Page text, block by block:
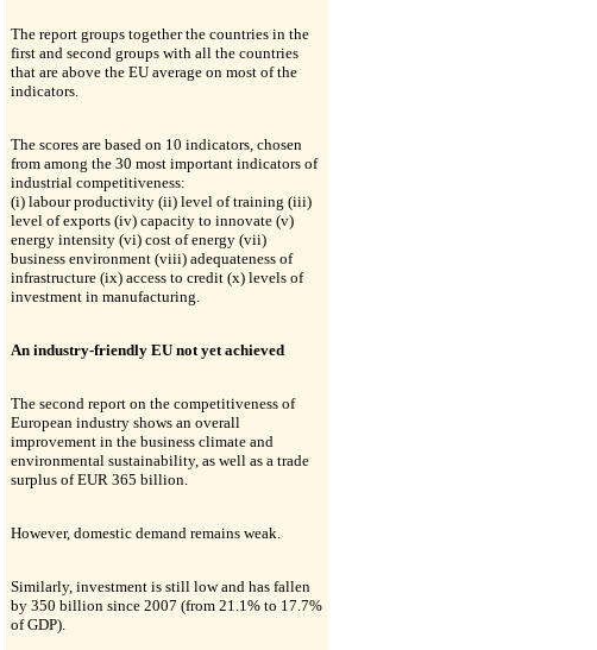
The report groups together the countries in the
first and second groups with all the countries
that are above the EU average on most of the
indicators.
The scores are based on 10 indicators, chosen
from among the 30 most important indicators of
industrial competitiveness:
(i) labour productivity (ii) level of training (iii)
level of exports (iv) capacity to innovate (v)
energy intensity (vi) cost of energy (vii)
business environment (viii) adequateness of
infrastructure (ix) access to credit (x) levels of
investment in manufacturing.
An industry-friendly EU not yet achieved
The second report on the competitiveness of
European industry shows an overall
improvement in the business climate and
environmental sustainability, as well as a trade
surplus of EUR 365 billion.
However, domestic demand remains weak.
Similarly, investment is still low and has fallen
by 350 billion since 2007 (from 21.1% to 17.7%
of GDP).